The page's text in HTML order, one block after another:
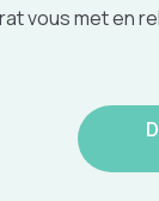
vous met en